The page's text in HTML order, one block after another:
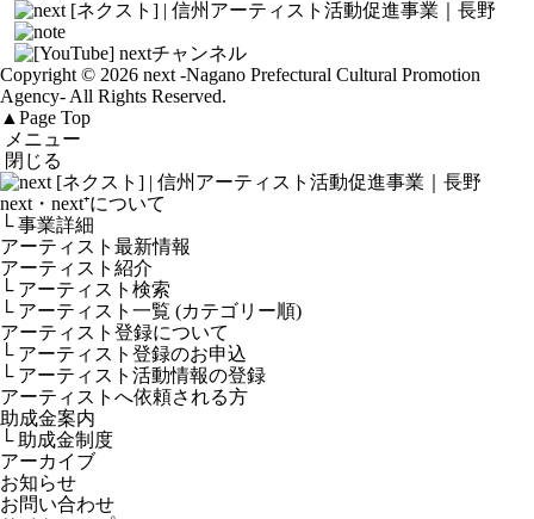
Copyright © 2026 next -Nagano Prefectural Cultural Promotion
Agency- All Rights Reserved.
▲ Page Top
メニュー
閉じる
next・next⁺について
└ 事業詳細
アーティスト最新情報
アーティスト紹介
└ アーティスト検索
└ アーティスト一覧 (カテゴリー順)
アーティスト登録について
└ アーティスト登録のお申込
└ アーティスト活動情報の登録
アーティストへ依頼される方
助成金案内
└ 助成金制度
アーカイブ
お知らせ
お問い合わせ